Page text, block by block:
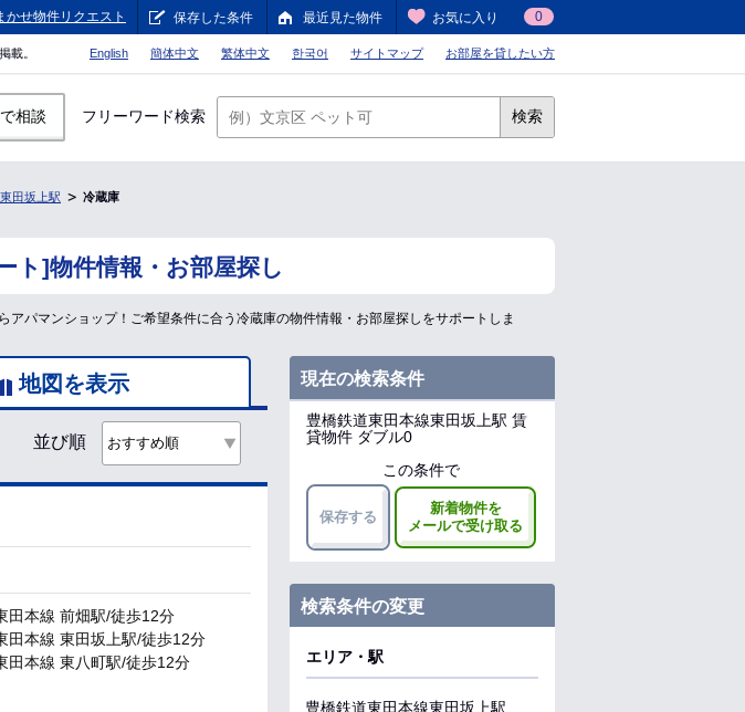
かせ物件リクエスト 保存した条件 最近見た物件 お気に入り 0
載。 English 簡体中文 繁体中文 한국어 サイトマップ お部屋を貸したい方
相談 フリーワード検索 検索
東田坂上駅 冷蔵庫
ト]物件情報・お部屋探し
パマンショップ！ご希望条件に合う冷蔵庫の物件情報・お部屋探しをサポートしま
地図を表示
並び順
田本線 前畑駅/徒歩12分
田本線 東田坂上駅/徒歩12分
田本線 東八町駅/徒歩12分
現在の検索条件
豊橋鉄道東田本線東田坂上駅 賃
貸物件 ダブル0
この条件で
保存する
新着物件を
メールで受け取る
検索条件の変更
エリア・駅
豊橋鉄道東田本線東田坂上駅